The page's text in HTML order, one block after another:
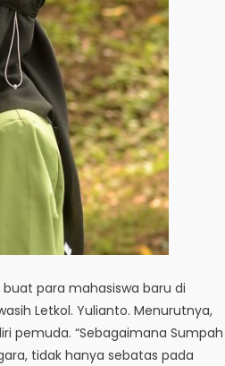
para mahasiswa baru di
Letkol. Yulianto. Menurutnya,
pemuda. “Sebagaimana Sumpah
tidak hanya sebatas pada